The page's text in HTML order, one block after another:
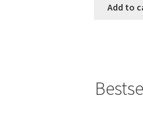
Add to